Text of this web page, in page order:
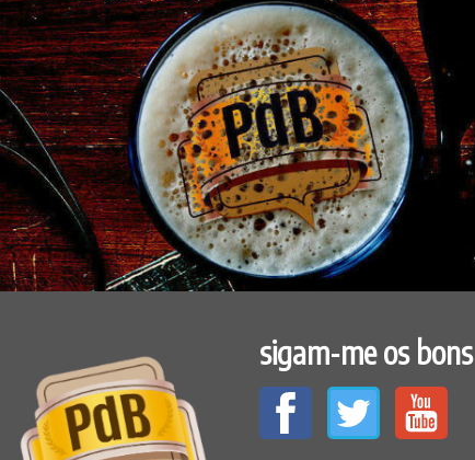
sigam-me os bons